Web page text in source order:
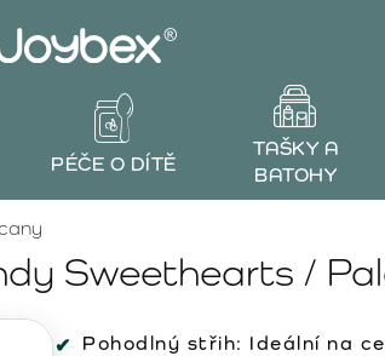
PÉČE O DÍTĚ
TAŠKY A
BATOHY
Sweethearts /
Pohodlný střih: Ideální na